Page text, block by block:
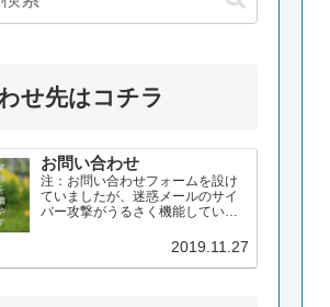
せ先はコチラ
お問い合わせ
注：お問い合わせフォームを設け
ていましたが、迷惑メールのサイ
バー攻撃がうるさく機能していま
信に返信にてお問い合わせくださ
2019.11.27